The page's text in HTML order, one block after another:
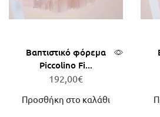
Βαπτιστικό φόρεμα
Piccolino Fi...
192,00€
Προσθήκη στο καλάθι